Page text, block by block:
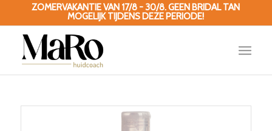
ZOMERVAKANTIE VAN 17/8 - 30/8. GEEN BRIDAL TAN
MOGELIJK TIJDENS DEZE PERIODE!